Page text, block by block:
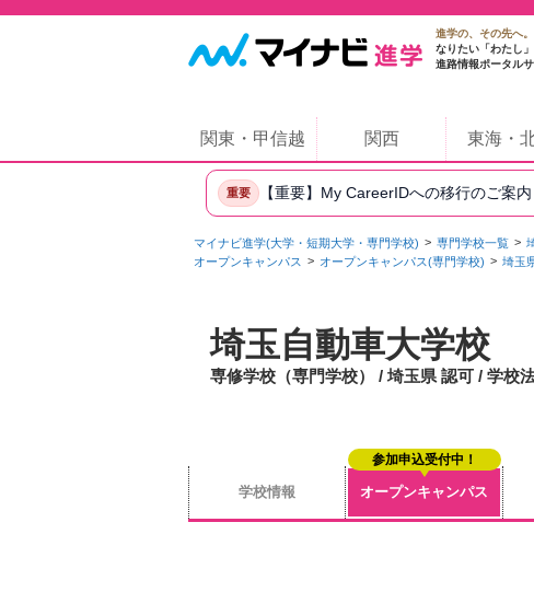
進学の、その先へ。
なりたい「わたし
進路情報ポータル
関東・甲信越 関西 東海・
重要 【重要】My CareerIDへの移行のご案内
マイナビ進学(大学・短期大学・専門学校) 専門学校一覧
オープンキャンパス
オープンキャンパス(専門学校) 埼玉
埼玉自動車大学校
専修学校（専門学校） / 埼玉県 認可 / 学校
学校情報 オープンキャンパス
参加申込受付中！